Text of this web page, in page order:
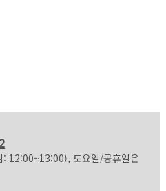
12:00~13:00), 토요일/공휴일은